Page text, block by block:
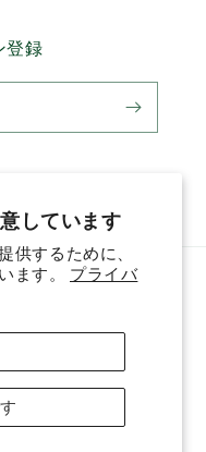
しています
供するために、
ます。 プライバ
登録
日本語